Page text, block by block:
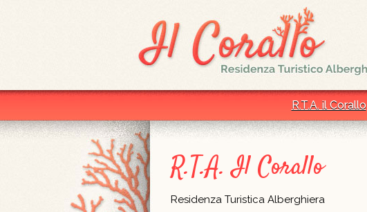
R.T.A. il Corallo
R.T.A. Il Corallo
Residenza Turistica Alberghiera